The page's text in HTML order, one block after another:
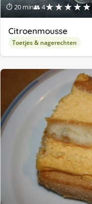
⏱ 20 min👥 4★★★★★
Citroenmousse
Toetjes & nagerechten